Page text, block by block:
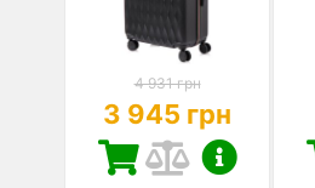
4 931 грн
3 945 грн